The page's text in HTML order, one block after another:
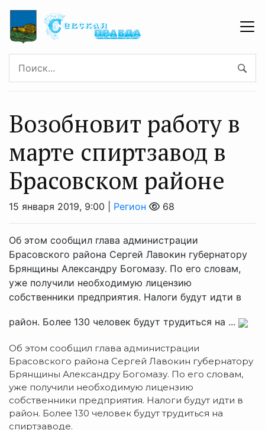
Возобновит работу в
марте спиртзавод в
Брасовском районе
15 января 2019, 9:00 | Регион 68
Об этом сообщил глава администрации
Брасовского района Сергей Лавокин губернатору
Брянщины Александру Богомазу. По его словам,
уже получили необходимую лицензию
собственники предприятия. Налоги будут идти в
район. Более 130 человек будут трудиться на ...
Об этом сообщил глава администрации
Брасовского района Сергей Лавокин губернатору
Брянщины Александру Богомазу. По его словам,
уже получили необходимую лицензию
собственники предприятия. Налоги будут идти в
район. Более 130 человек будут трудиться на
спиртзаводе.